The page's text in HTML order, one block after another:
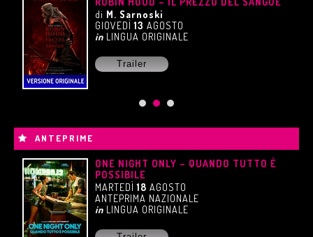
di M. Sarnoski
GIOVEDÌ13 AGOSTO
in LINGUA ORIGINALE
Trailer
ANTEPRIME
ONE NIGHT ONLY – QUANDO TUTTO È
POSSIBILE
MARTEDÌ18 AGOSTO
ANTEPRIMA NAZIONALE
in LINGUA ORIGINALE